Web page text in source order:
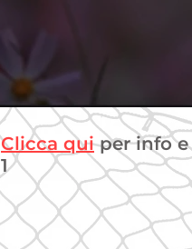
Clicca quiper info e
1